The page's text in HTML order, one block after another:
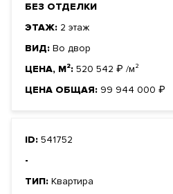
БЕЗ ОТДЕЛКИ
ЭТАЖ: 2 этаж
ВИД: Во двор
ЦЕНА, М²: 520 542 ₽ /м²
ЦЕНА ОБЩАЯ: 99 944 000 ₽
ID: 541752
-
ТИП: Квартира